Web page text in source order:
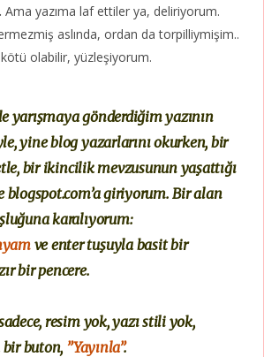
Ama yazıma laf ettiler ya, deliriyorum.
aslında, ordan da torpilliymişim..
olabilir, yüzleşiyorum.
yarışmaya gönderdiğim yazının
yine blog yazarlarını okurken, bir
bir ikincilik mevzusunun yaşattığı
giriyorum. Bir alan
karalıyorum:
ve enter tuşuyla basit bir
bir pencere.
resim yok, yazı stili yok,
bir buton, ”Yayınla”.